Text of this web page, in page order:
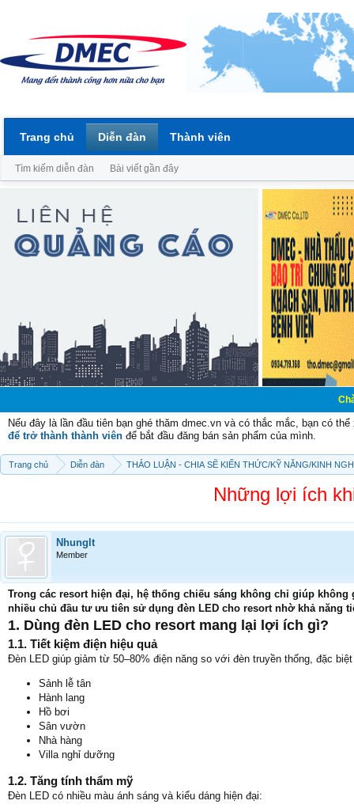
Chào mừng
Nếu đây là lần đầu tiên bạn ghé thăm dmec.vn và có thắc mắc, bạn có
để trở thành thành viên để bắt đầu đăng bán sản phẩm của mình.
Trang chủ Diễn đàn THẢO LUẬN - CHIA SẼ KIẾN THỨC/KỸ NĂNG/KINH
Những lợi ích
Nhunglt
Member
Trong các resort hiện đại, hệ thống chiếu sáng không chỉ giúp
nhiều chủ đầu tư ưu tiên sử dụng đèn LED cho resort nhờ khả năng
1. Dùng đèn LED cho resort mang lại lợi ích gì?
1.1. Tiết kiệm điện hiệu quả
Đèn LED giúp giảm từ 50–80% điện năng so với đèn truyền thống, đặc
Sảnh lễ tân
Hành lang
Hồ bơi
Sân vườn
Nhà hàng
Villa nghỉ dưỡng
1.2. Tăng tính thẩm mỹ
Đèn LED có nhiều màu ánh sáng và kiểu dáng hiện đại:
Trang chủ Diễn đàn
Tìm kiếm diễn đàn Bài viết gần đây
Thành viên